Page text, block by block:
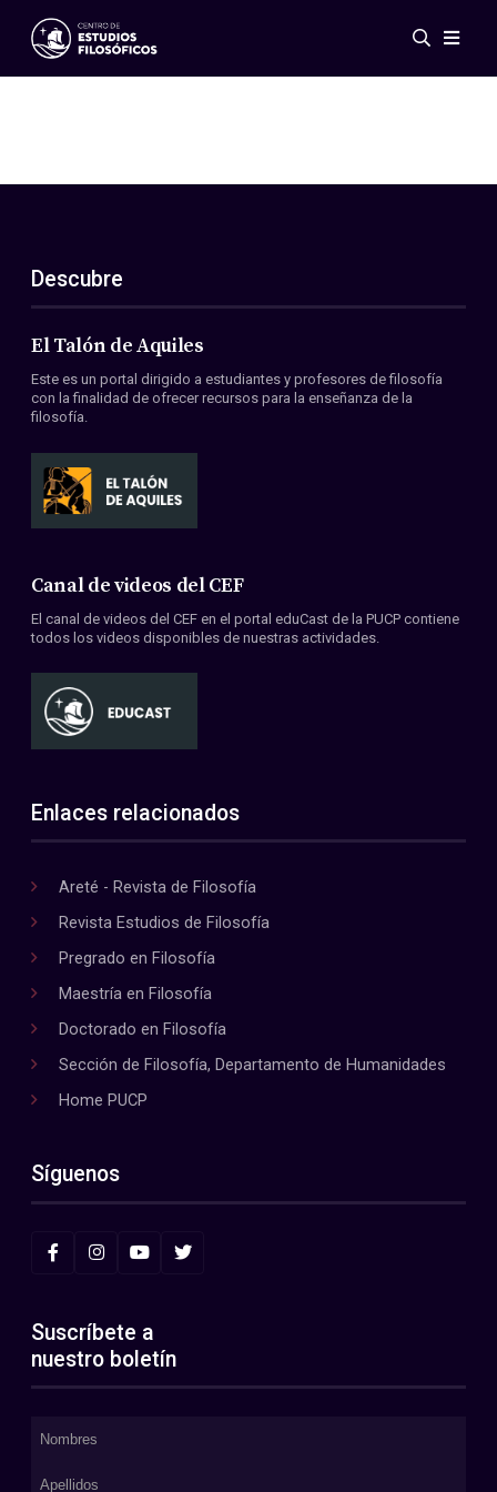
Eventos
ES
EN
Acerca de nosotros
Miembros
Convenios
Descubre
El Talón de Aquiles
Este es un portal dirigido a estudiantes y profesores de filosofía
con la finalidad de ofrecer recursos para la enseñanza de la
filosofía.
Canal de videos del CEF
El canal de videos del CEF en el portal eduCast de la PUCP contiene
todos los videos disponibles de nuestras actividades.
Enlaces relacionados
Areté - Revista de Filosofía
Revista Estudios de Filosofía
Pregrado en Filosofía
Maestría en Filosofía
Doctorado en Filosofía
Sección de Filosofía, Departamento de Humanidades
Home PUCP
Síguenos
Suscríbete a
nuestro boletín